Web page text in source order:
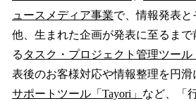
ュースメディア事業で、情報発表と
他、生まれた企画が発表に至るまで
る タスク・プロジェクト管理ツール
表後のお客様対応や情報整理を円滑
サポートツール「Tayori」 など、「